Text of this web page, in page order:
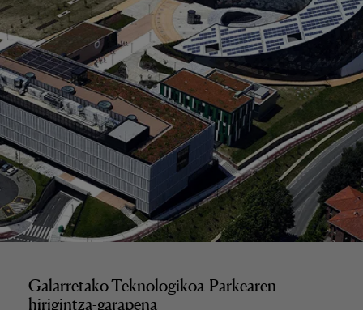
Galarretako Teknologikoa-Parkearen
hirigintza-garapena